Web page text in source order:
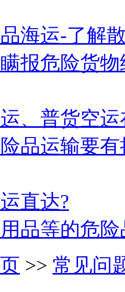
海运-了解
报危险货
、普货空
品运输要
直达?
品等的危
>> 常见问